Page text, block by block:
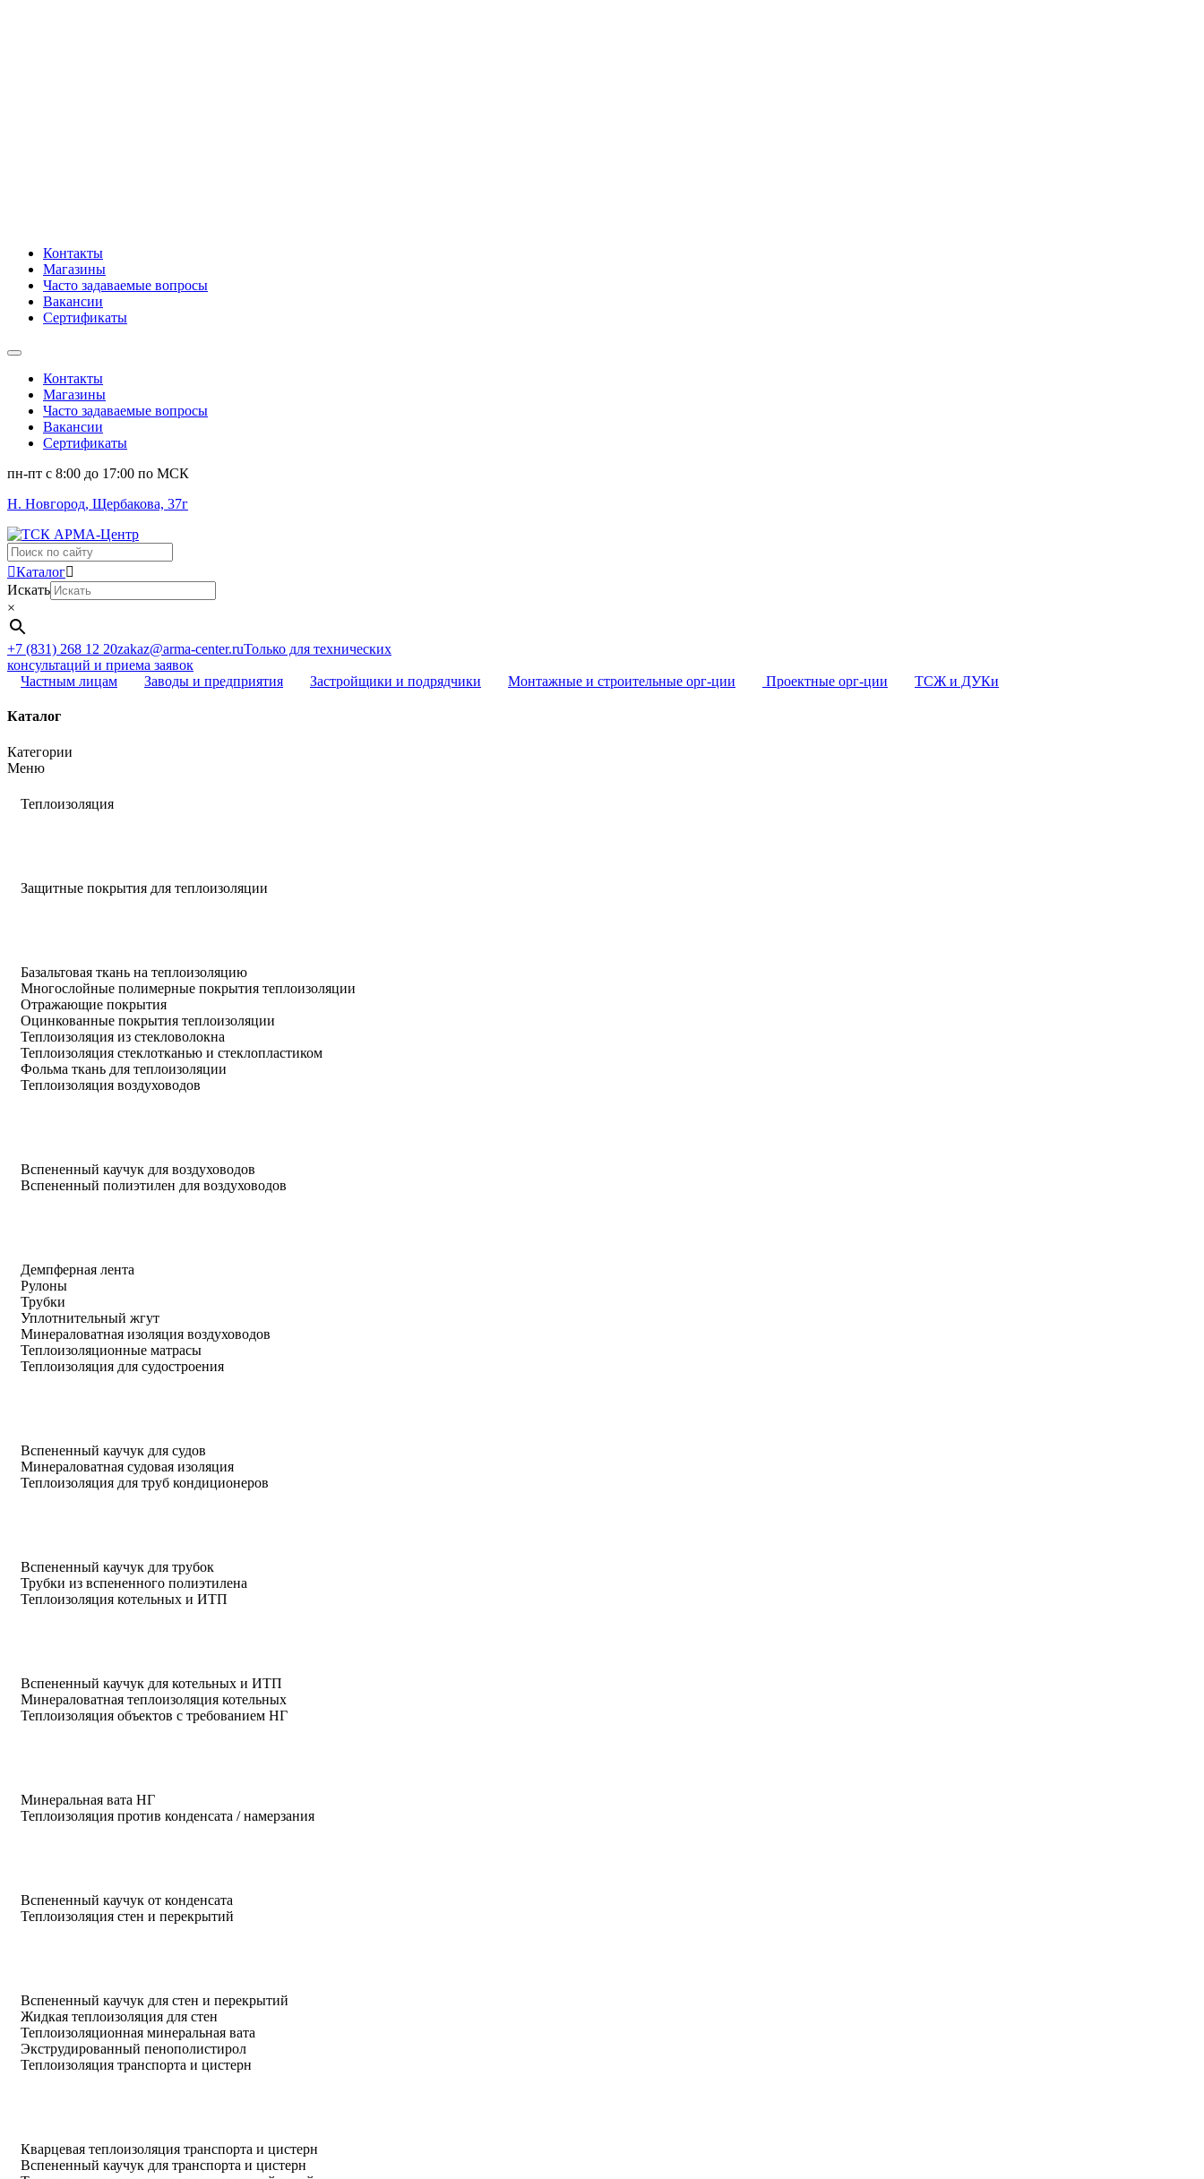
Контакты
Магазины
Часто задаваемые вопросы
Вакансии
Сертификаты
Контакты
Магазины
Часто задаваемые вопросы
Вакансии
Сертификаты
пн-пт c 8:00 до 17:00 по МСК
Н. Новгород, Щербакова, 37г
Поиск
...Каталог
Искать
×
+7 (831) 268 12 20zakaz@arma-center.ruТолько для технических
консультаций и приема заявок
Частным лицам
Заводы и предприятия Застройщики и подрядчики Монтажные и строительные орг-ции Проектные орг-ции ТСЖ и ДУКи
Каталог
Категории
Меню
Теплоизоляция
Защитные покрытия для теплоизоляции
Базальтовая ткань на теплоизоляцию
Многослойные полимерные покрытия теплоизоляции
Отражающие покрытия
Оцинкованные покрытия теплоизоляции
Теплоизоляция из стекловолокна
Теплоизоляция стеклотканью и стеклопластиком
Фольма ткань для теплоизоляции
Теплоизоляция воздуховодов
Вспененный каучук для воздуховодов
Вспененный полиэтилен для воздуховодов
Демпферная лента
Рулоны
Трубки
Уплотнительный жгут
Минераловатная изоляция воздуховодов
Теплоизоляционные матрасы
Теплоизоляция для судостроения
Вспененный каучук для судов
Минераловатная судовая изоляция
Теплоизоляция для труб кондиционеров
Вспененный каучук для трубок
Трубки из вспененного полиэтилена
Теплоизоляция котельных и ИТП
Вспененный каучук для котельных и ИТП
Минераловатная теплоизоляция котельных
Теплоизоляция объектов с требованием НГ
Минеральная вата НГ
Теплоизоляция против конденсата / намерзания
Вспененный каучук от конденсата
Теплоизоляция стен и перекрытий
Вспененный каучук для стен и перекрытий
Жидкая теплоизоляция для стен
Теплоизоляционная минеральная вата
Экструдированный пенополистирол
Теплоизоляция транспорта и цистерн
Кварцевая теплоизоляция транспорта и цистерн
Вспененный каучук для транспорта и цистерн